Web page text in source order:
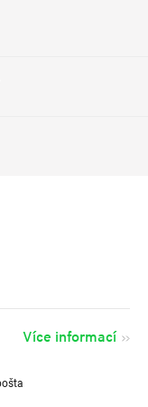
Více informací